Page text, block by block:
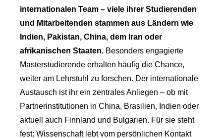
internationalen Team – viele ihrer Studierenden
und Mitarbeitenden stammen aus Ländern wie
Indien, Pakistan, China, dem Iran oder
afrikanischen Staaten. Besonders engagierte
Masterstudierende erhalten häufig die Chance,
weiter am Lehrstuhl zu forschen. Der internationale
Austausch ist ihr ein zentrales Anliegen – ob mit
Partnerinstitutionen in China, Brasilien, Indien oder
aktuell auch Finnland und Bulgarien. Für sie steht
fest: Wissenschaft lebt vom persönlichen Kontakt